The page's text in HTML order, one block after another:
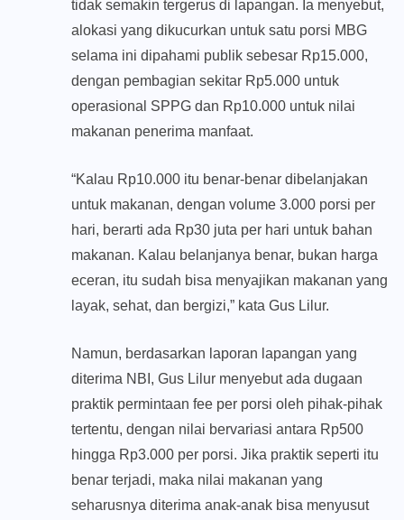
tidak semakin tergerus di lapangan. Ia menyebut,
alokasi yang dikucurkan untuk satu porsi MBG
selama ini dipahami publik sebesar Rp15.000,
dengan pembagian sekitar Rp5.000 untuk
operasional SPPG dan Rp10.000 untuk nilai
makanan penerima manfaat.
“Kalau Rp10.000 itu benar-benar dibelanjakan
untuk makanan, dengan volume 3.000 porsi per
hari, berarti ada Rp30 juta per hari untuk bahan
makanan. Kalau belanjanya benar, bukan harga
eceran, itu sudah bisa menyajikan makanan yang
layak, sehat, dan bergizi,” kata Gus Lilur.
Namun, berdasarkan laporan lapangan yang
diterima NBI, Gus Lilur menyebut ada dugaan
praktik permintaan fee per porsi oleh pihak-pihak
tertentu, dengan nilai bervariasi antara Rp500
hingga Rp3.000 per porsi. Jika praktik seperti itu
benar terjadi, maka nilai makanan yang
seharusnya diterima anak-anak bisa menyusut